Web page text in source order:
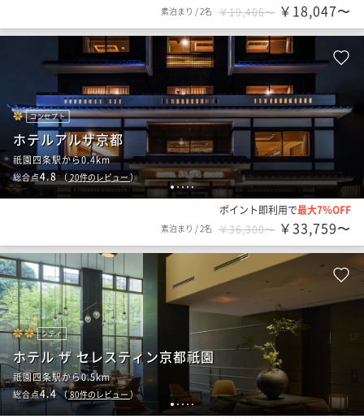
素泊まり /2名 ￥19,406〜 ￥18,047〜
12345
コンセプト
ホテルアルザ京都
祇園四条駅から0.4km
総合点4.8（20件のレビュー）
ポイント即利用で最大7％OFF
素泊まり /2名 ￥36,300〜 ￥33,759〜
1 2 3 45
シティ
ホテル ザ セレスティン京都祇園
祇園四条駅から0.5km
総合点4.4（80件のレビュー ）